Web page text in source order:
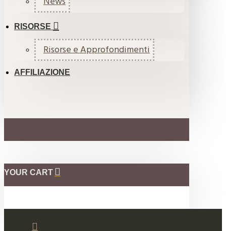
RISORSE
Risorse e Approfondimenti
AFFILIAZIONE
YOUR CART